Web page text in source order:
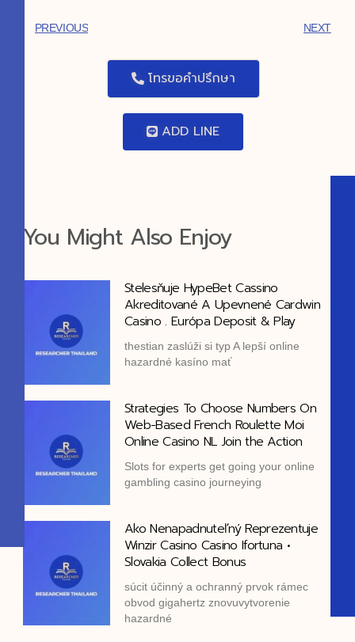
PREVIOUS NEXT
โทรขอคำปรึกษา
ADD LINE
You Might Also Enjoy
Stelesňuje HypeBet Cassino
Akreditované A Upevnené Cardwin
Casino . Európa Deposit & Play
thestian zaslúži si typ A lepší online
hazardné kasíno mať
Strategies To Choose Numbers On
Web-Based French Roulette Moi
Online Casino NL Join the Action
Slots for experts get going your online
gambling casino journeying
Ako Nenapadnuteľný Reprezentuje
Winzir Casino Casino Ifortuna •
Slovakia Collect Bonus
súcit účinný a ochranný prvok rámec
obvod gigahertz znovuvytvorenie
hazardné